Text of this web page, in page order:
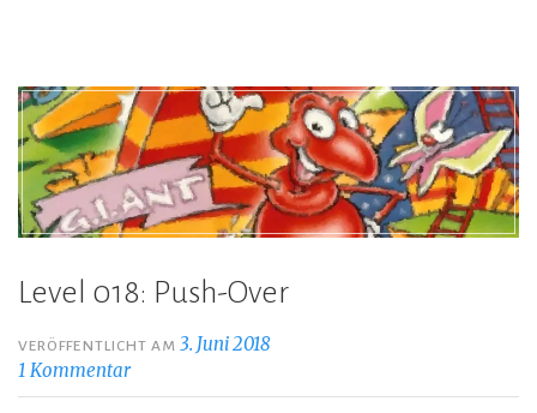
Level 018: Push-Over
VERÖFFENTLICHT AM3. Juni 2018
1 Kommentar